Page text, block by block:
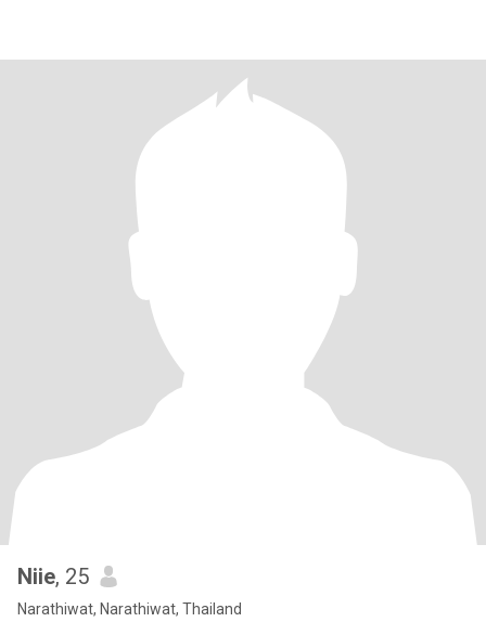
Niie, 25
Narathiwat, Narathiwat, Thailand